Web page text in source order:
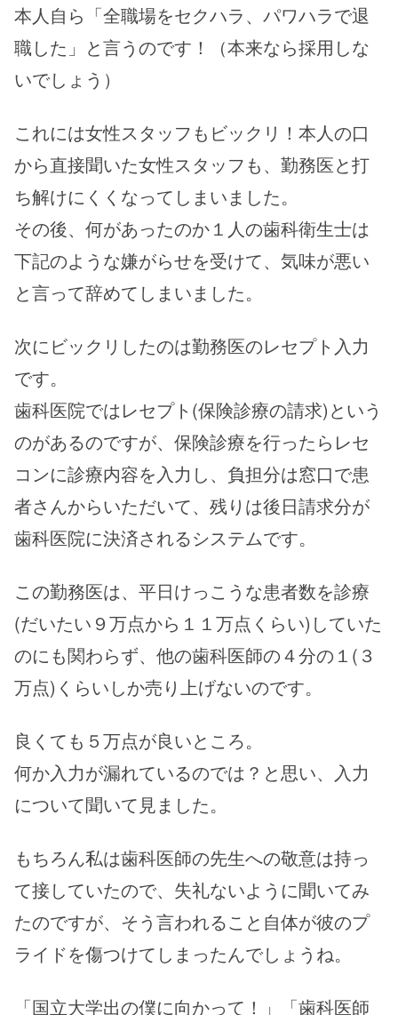
本人自ら「全職場をセクハラ、パワハラで退
職した」と言うのです！（本来なら採用しな
いでしょう）
これには女性スタッフもビックリ！本人の口
から直接聞いた女性スタッフも、勤務医と打
ち解けにくくなってしまいました。
その後、何があったのか１人の歯科衛生士は
下記のような嫌がらせを受けて、気味が悪い
と言って辞めてしまいました。
次にビックリしたのは勤務医のレセプト入力
です。
歯科医院ではレセプト(保険診療の請求)という
のがあるのですが、保険診療を行ったらレセ
コンに診療内容を入力し、負担分は窓口で患
者さんからいただいて、残りは後日請求分が
歯科医院に決済されるシステムです。
この勤務医は、平日けっこうな患者数を診療
(だいたい９万点から１１万点くらい)していた
のにも関わらず、他の歯科医師の４分の１(３
万点)くらいしか売り上げないのです。
良くても５万点が良いところ。
何か入力が漏れているのでは？と思い、入力
について聞いて見ました。
もちろん私は歯科医師の先生への敬意は持っ
て接していたので、失礼ないように聞いてみ
たのですが、そう言われること自体が彼のプ
ライドを傷つけてしまったんでしょうね。
「国立大学出の僕に向かって！」「歯科医師